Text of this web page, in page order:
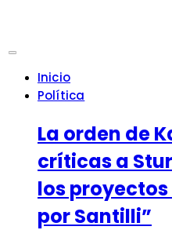
Inicio
Política
La orden de
críticas a
los
por Santilli”